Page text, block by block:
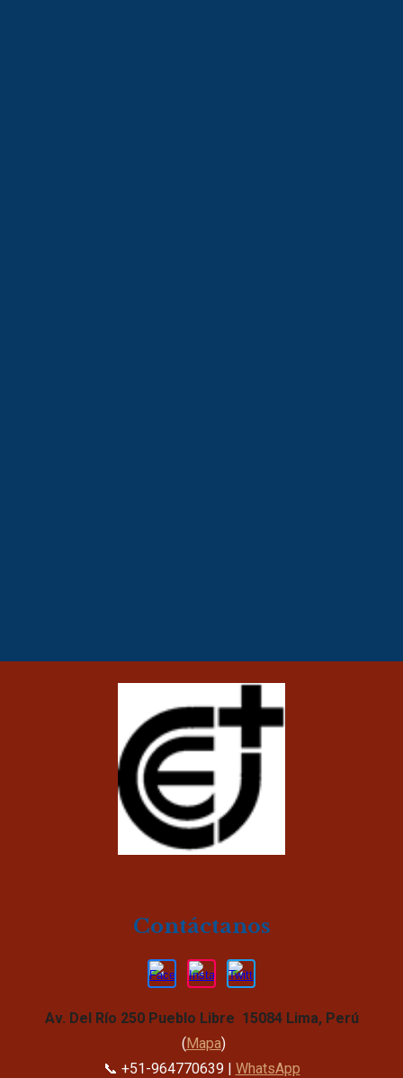
Contáctanos
Av. Del Río 250 Pueblo Libre 15084 Lima, Perú
(Mapa)
📞 +51-964770639 | WhatsApp